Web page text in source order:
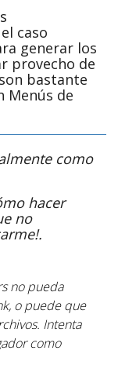
caso
generar los
provecho de
bastante
Menús de
como
hacer
no
no pueda
o puede que
Intenta
como